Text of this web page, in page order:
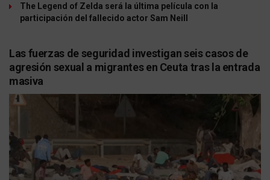
The Legend of Zelda será la última película con la
participación del fallecido actor Sam Neill
Las fuerzas de seguridad investigan seis casos de
agresión sexual a migrantes en Ceuta tras la entrada
masiva